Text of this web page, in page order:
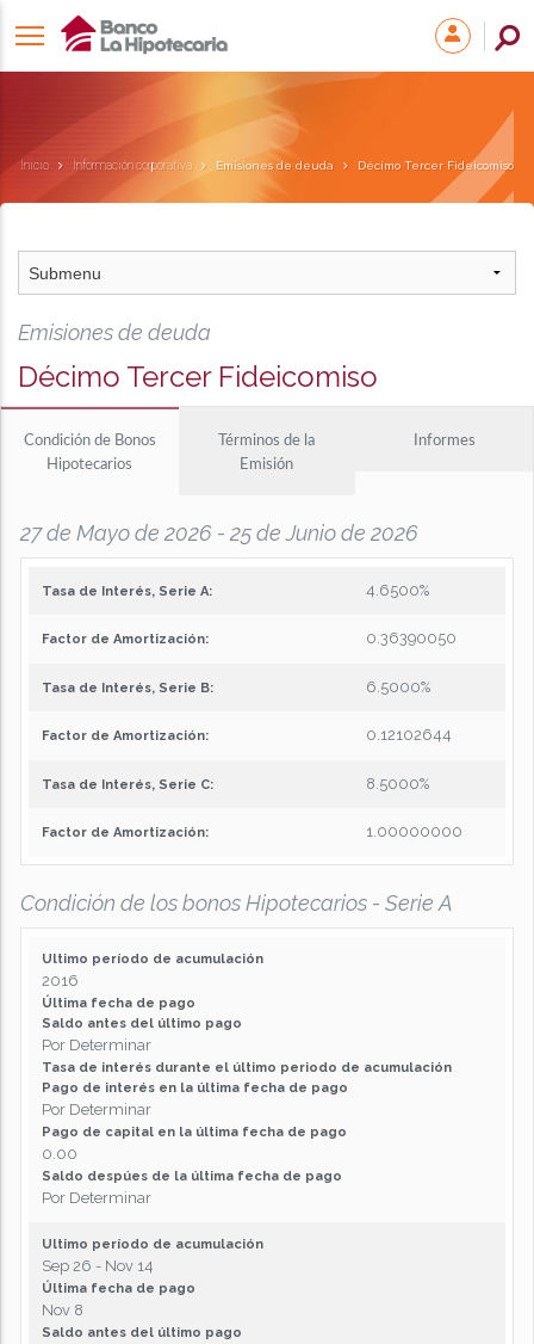
Inicio Información corporativa Emisiones de deuda Décimo Tercer Fideicomiso
Emisiones de deuda
Décimo Tercer Fideicomiso
Condición de Bonos
Hipotecarios
Términos de la
Emisión
Informes
27 de Mayo de 2026 - 25 de Junio de 2026
Tasa de Interés, Serie A: 4.6500%
Factor de Amortización: 0.36390050
Tasa de Interés, Serie B: 6.5000%
Factor de Amortización: 0.12102644
Tasa de Interés, Serie C: 8.5000%
Factor de Amortización: 1.00000000
Condición de los bonos Hipotecarios - Serie A
Ultimo período de acumulación
2016
Última fecha de pago
Saldo antes del último pago
Por Determinar
Tasa de interés durante el último periodo de acumulación
Pago de interés en la última fecha de pago
Por Determinar
Pago de capital en la última fecha de pago
0.00
Saldo despúes de la última fecha de pago
Por Determinar
Ultimo período de acumulación
Sep 26 - Nov 14
Última fecha de pago
Nov 8
Saldo antes del último pago